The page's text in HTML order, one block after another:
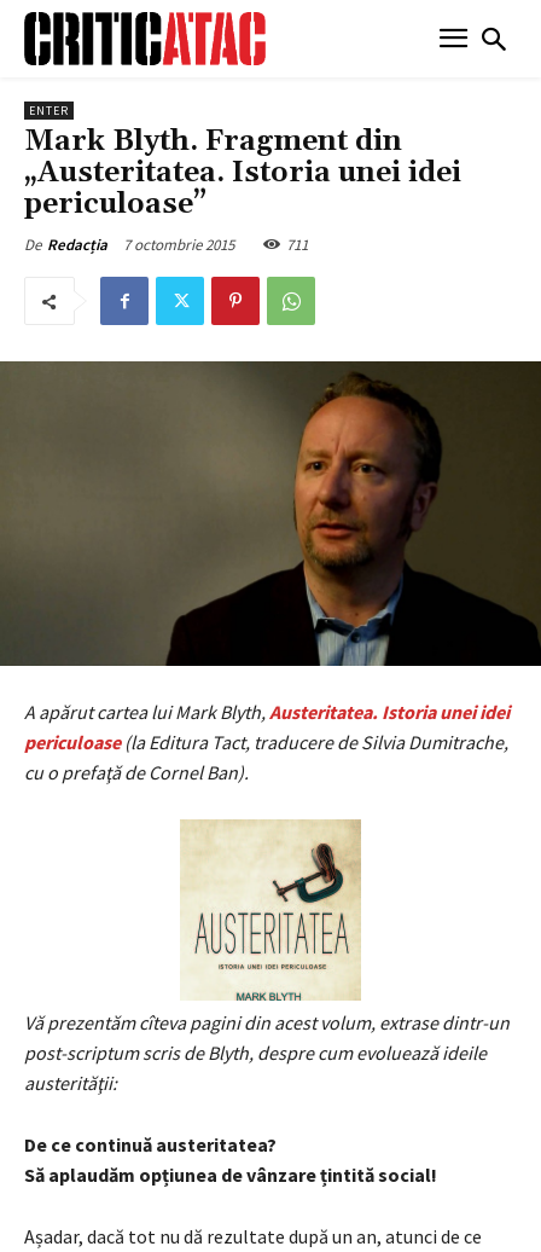
ENTER
Mark Blyth. Fragment din
„Austeritatea. Istoria unei idei
periculoase”
De Redacția 7 octombrie 2015 711
A apărut cartea lui Mark Blyth,Austeritatea. Istoria unei idei
periculoase(la Editura Tact, traducere de Silvia Dumitrache,
cu o prefaţă de Cornel Ban).
Vă prezentăm cîteva pagini din acest volum, extrase dintr-un
post-scriptum scris de Blyth, despre cum evoluează ideile
austerităţii:
De ce continuă austeritatea?
Să aplaudăm opțiunea de vânzare țintită social!
Așadar, dacă tot nu dă rezultate după un an, atunci de ce